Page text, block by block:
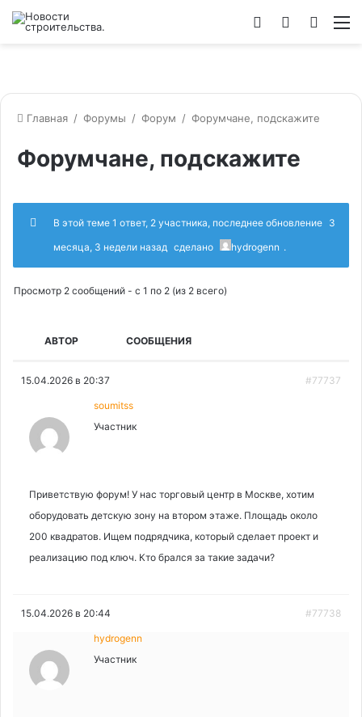
Switch
Войти
Главная / Форумы / Форум / Форумчане, подскажите
Форумчане, подскажите
В этой теме 1 ответ, 2 участника, последнее обновление 3
месяца, 3 недели назад сделано hydrogenn .
Просмотр 2 сообщений - с 1 по 2 (из 2 всего)
АВТОР СООБЩЕНИЯ
15.04.2026 в 20:37 #77737
soumitss
Участник
Приветствую форум! У нас торговый центр в Москве, хотим
оборудовать детскую зону на втором этаже. Площадь около
200 квадратов. Ищем подрядчика, который сделает проект и
реализацию под ключ. Кто брался за такие задачи?
15.04.2026 в 20:44 #77738
hydrogenn
Участник